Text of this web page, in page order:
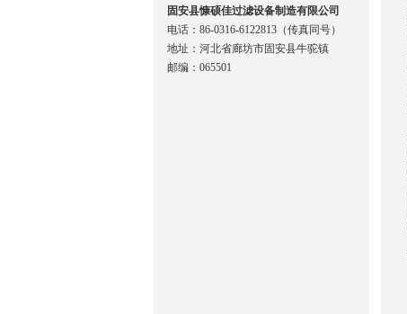
固安县慷硕佳过滤设备制造有限公司
电话：86-0316-6122813（传真同号）
地址：河北省廊坊市固安县牛驼镇
邮编：065501